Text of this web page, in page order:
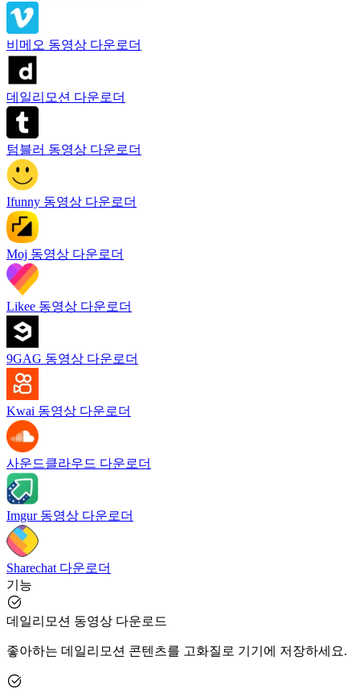
비메오 동영상 다운로더
데일리모션 다운로더
텀블러 동영상 다운로더
Ifunny 동영상 다운로더
Moj 동영상 다운로더
Likee 동영상 다운로더
9GAG 동영상 다운로더
Kwai 동영상 다운로더
사운드클라우드 다운로더
Imgur 동영상 다운로더
Sharechat 다운로더
기능
데일리모션 동영상 다운로드
좋아하는 데일리모션 콘텐츠를 고화질로 기기에 저장하세요.